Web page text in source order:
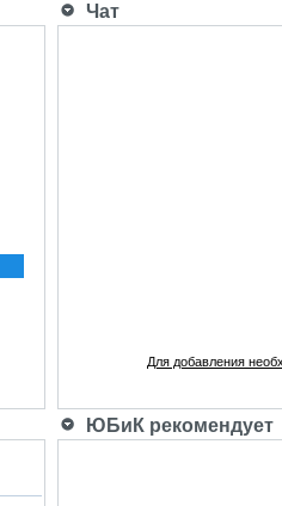
Чат
Для добавления
ЮБиК рекомендует